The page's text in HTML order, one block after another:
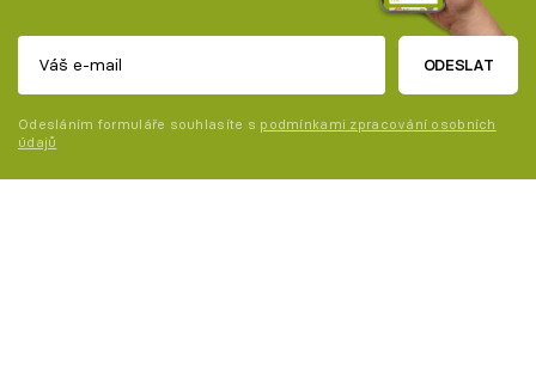
ODESLAT
Odesláním formuláře souhlasíte s podmínkami zpracování osobních
údajů